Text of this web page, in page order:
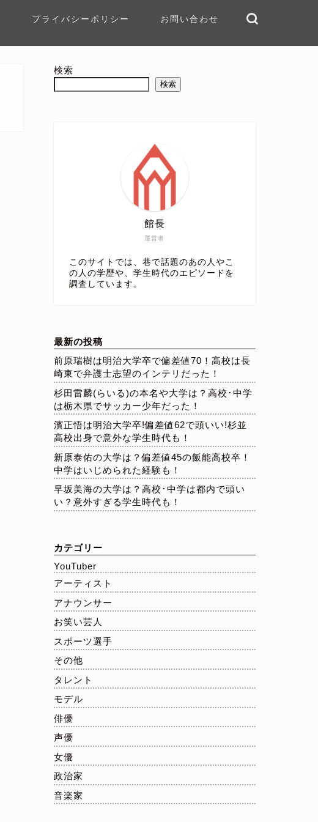
プライバシーポリシー お問い合わせ
検索
検索
運営者
館長
このサイトでは、巷で話題のあの人やこ
の人の学歴や、学生時代のエピソードを
調査しています。
最新の投稿
前原瑞樹は明治大学卒で偏差値70！高校は長
崎東で弁護士志望のインテリだった！
杉田雷麟(らいる)の本名や大学は？高校･中学
は栃木県でサッカー少年だった！
濱正悟は明治大学卒!偏差値62で頭いい!杉並
高校出身で意外な学生時代も！
新原泰佑の大学は？偏差値45の飯能高校卒！
中学はいじめられた経験も！
早坂美海の大学は？高校･中学は都内で頭い
い？意外すぎる学生時代も！
カテゴリー
YouTuber
アーティスト
アナウンサー
お笑い芸人
スポーツ選手
その他
タレント
モデル
俳優
声優
女優
政治家
音楽家